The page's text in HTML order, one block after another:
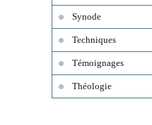
Synode
Techniques
Témoignages
Théologie